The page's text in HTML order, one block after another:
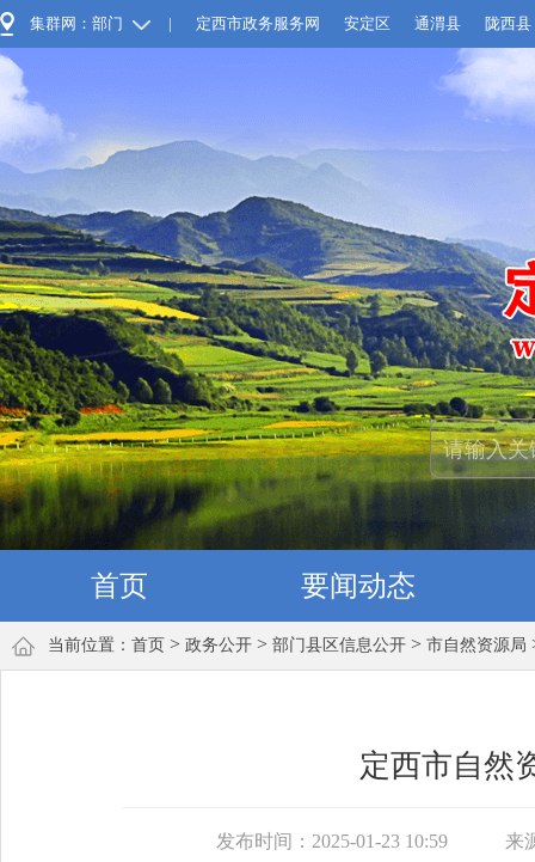
集群网：部门 | 定西市政务服务网 安定区 通渭县 陇西县
首页 要闻动态
当前位置： 首页 > 政务公开 > 部门县区信息公开 > 市自然资源局
定西市自然
发布时间：2025-01-23 10:59 来